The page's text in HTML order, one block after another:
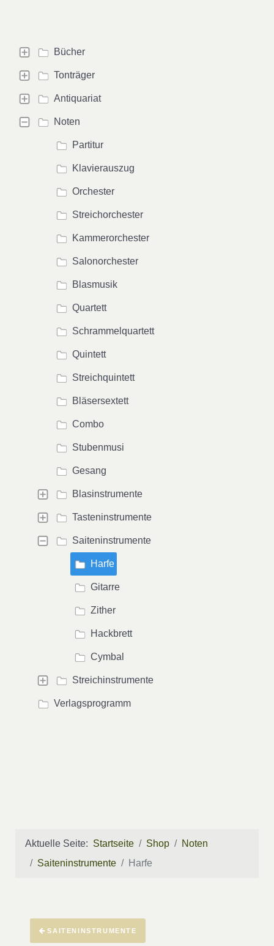
Bücher
Tonträger
Antiquariat
Noten
Partitur
Klavierauszug
Orchester
Streichorchester
Kammerorchester
Salonorchester
Blasmusik
Quartett
Schrammelquartett
Quintett
Streichquintett
Bläsersextett
Combo
Stubenmusi
Gesang
Blasinstrumente
Tasteninstrumente
Saiteninstrumente
Harfe
Gitarre
Zither
Hackbrett
Cymbal
Streichinstrumente
Verlagsprogramm
Aktuelle Seite: Startseite Shop
Noten
Saiteninstrumente
Harfe
SAITENINSTRUMENTE